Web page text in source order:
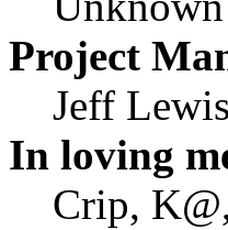
Project
Jeff
In loving
Crip,